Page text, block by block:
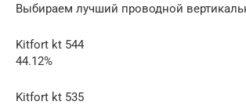
Выбираем лучший проводной
Kitfort kt 544
44.12%
Kitfort kt 535